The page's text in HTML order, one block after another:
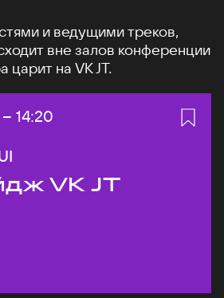
и ведущими треков,
вне залов конференции
царит на VK JT.
– Конец:
14:20
VK JT